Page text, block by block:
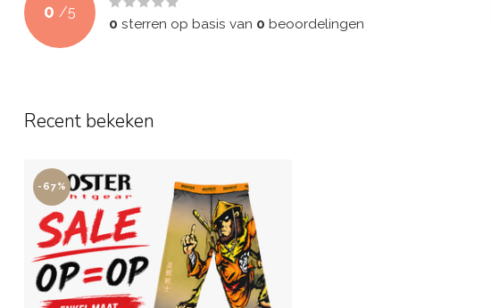
0 /5
0 sterren op basis van 0 beoordelingen
Recent bekeken
-67%